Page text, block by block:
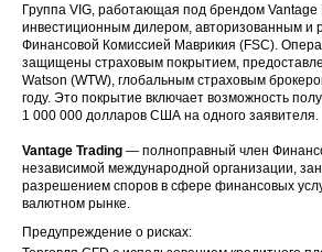
Группа VIG, работающая под брендом Vantage
инвестиционным дилером, авторизованным и
Финансовой Комиссией Маврикия (FSC).
защищены страховым покрытием,
Watson (WTW), глобальным страховым
году. Это покрытие включает возможность
1 000 000 долларов США на одного заявителя.
Vantage Trading — полноправный член
независимой международной организации,
разрешением споров в сфере финансовых
валютном рынке.
Предупреждение о рисках: